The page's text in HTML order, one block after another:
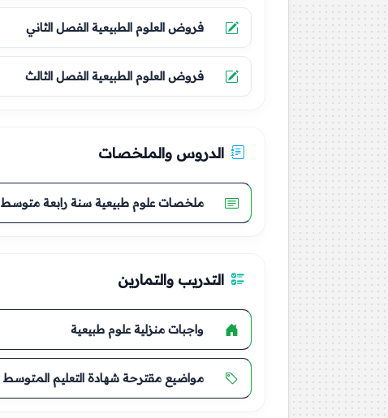
فروض العلوم الطبيعية الفصل الثاني
فروض العلوم الطبيعية الفصل الثالث
الدروس والملخصات
ملخصات علوم طبيعية سنة رابعة متوسط
التدريب والتمارين
واجبات منزلية علوم طبيعية
مواضيع مقترحة شهادة التعليم المتوسط